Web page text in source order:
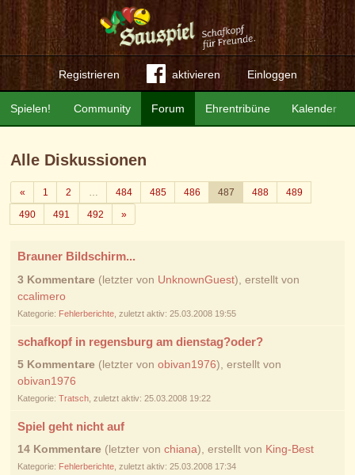
Registrieren aktivieren Einloggen
Community Forum Ehrentribüne Kalender
Spielen!
Alle Diskussionen
«Zurück
1 2 … 484 485 486 487 488
489
490
491 492 »Weiter
Brauner Bildschirm...
3 Kommentare(letzter von UnknownGuest), erstellt von
ccalimero
Kategorie: Fehlerberichte, zuletzt aktiv: 25.03.2008 19:55
schafkopf in regensburg am dienstag?oder?
5 Kommentare(letzter von obivan1976), erstellt von
obivan1976
Kategorie: Tratsch, zuletzt aktiv: 25.03.2008 19:22
Spiel geht nicht auf
14 Kommentare(letzter von chiana), erstellt von King-Best
Kategorie: Fehlerberichte, zuletzt aktiv: 25.03.2008 17:34